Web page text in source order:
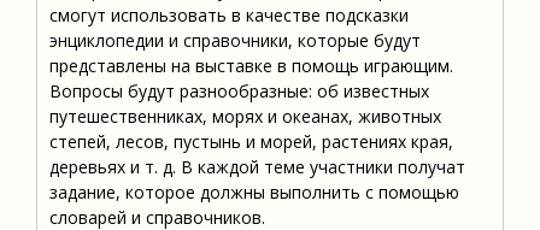
смогут использовать в качестве подсказки
энциклопедии и справочники, которые будут
представлены на выставке в помощь играющим.
Вопросы будут разнообразные: об известных
путешественниках, морях и океанах, животных
степей, лесов, пустынь и морей, растениях края,
деревьях и т. д. В каждой теме участники получат
задание, которое должны выполнить с помощью
словарей и справочников.